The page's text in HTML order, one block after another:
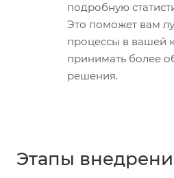
подробную
Это поможет вам
процессы в вашей
принимать более
решения.
Этапы